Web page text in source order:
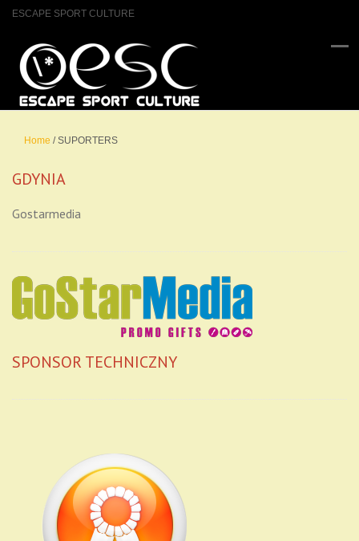
ESCAPE SPORT CULTURE
Home / SUPORTERS
GDYNIA
Gostarmedia
SPONSOR TECHNICZNY